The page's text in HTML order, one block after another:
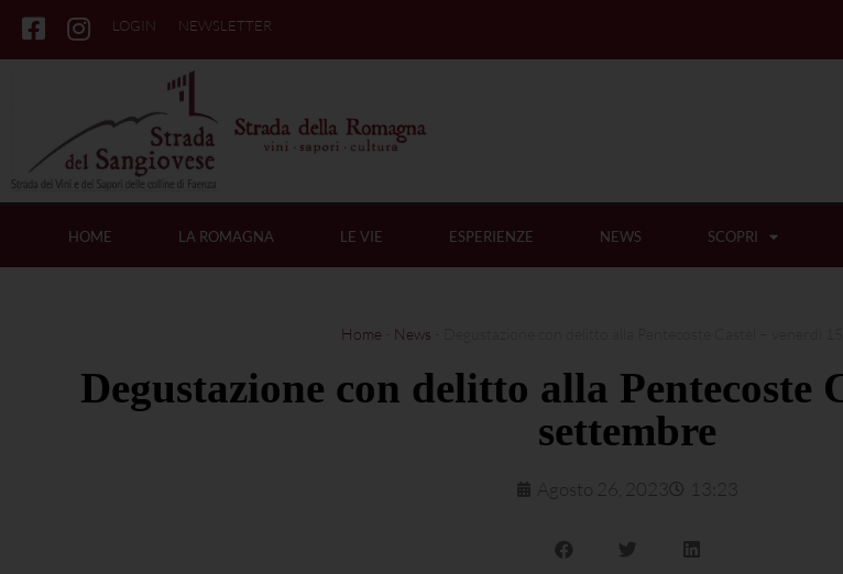
LOGIN NEWSLETTER
HOME LA ROMAGNA LE VIE ESPERIENZE NEWS SCOPRI
Home News
Degustazione con delitto alla Pentecoste
settembre
Agosto 26, 2023 13:23